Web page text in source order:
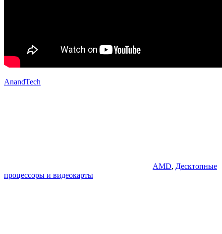
AnandTech
AMD, Десктопные
процессоры и видеокарты